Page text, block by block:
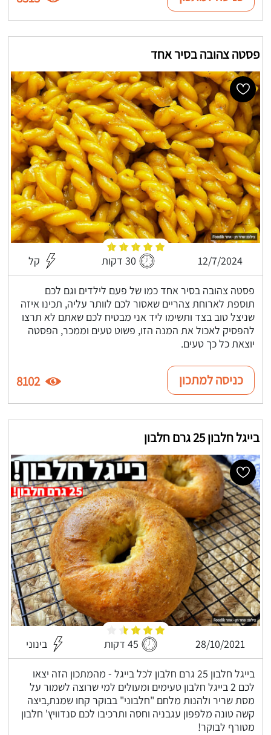
פסטה צהובה בסיר אחד
12/7/2024 30 דקות קל
פסטה צהובה בסיר אחד כמו של פעם לילדים וגם לכם
תוספת לארוחת צהריים שאסור לכם לוותר עליה, תכינו איזה
שניצל טוב בצד ותשימו ליד אני מבטיח לכם שאתם לא תרצו
להפסיק לאכול את המנה הזו, פשוט טעים וממכר, הפסטה
יוצאת כל כך טעים.
כניסה למתכון 8102
בייגל חלבון 25 גרם חלבון
28/10/2021 45 דקות בינוני
בייגל חלבון 25 גרם חלבון לכל בייגל - מהמתכון הזה יצאו
לכם 2 בייגל חלבון טעימים ומעולים למי שרוצה לשמור על
מסת שריר ולהנות מלחם "חלבוני" בבוקר קחו שמנת,ביצה
קשה טונה מלפפון עגבניה וחסה ותרכיבו לכם סנדוויץ' חלבון
מטורף לבוקר!